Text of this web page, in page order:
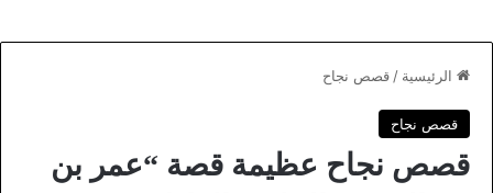
الرئيسية / قصص نجاح
قصص نجاح
قصص نجاح عظيمة قصة “عمر بن